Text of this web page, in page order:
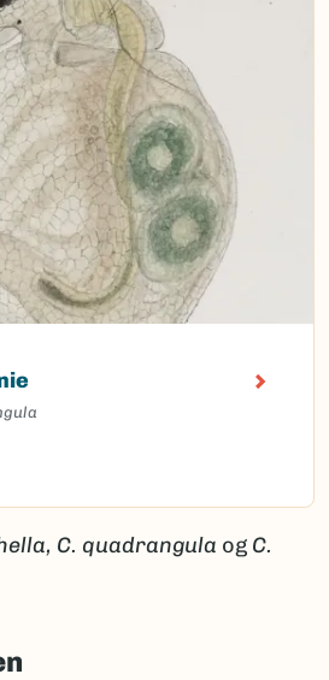
C. quadrangula og C.